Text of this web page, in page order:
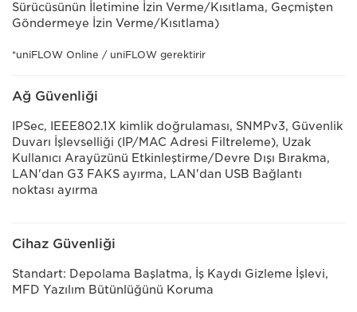
Sürücüsünün İletimine İzin Verme/Kısıtlama, Geçmişten
Göndermeye İzin Verme/Kısıtlama)
*uniFLOW Online / uniFLOW gerektirir
Ağ Güvenliği
IPSec, IEEE802.1X kimlik doğrulaması, SNMPv3, Güvenlik
Duvarı İşlevselliği (IP/MAC Adresi Filtreleme), Uzak
Kullanıcı Arayüzünü Etkinleştirme/Devre Dışı Bırakma,
LAN'dan G3 FAKS ayırma, LAN'dan USB Bağlantı
noktası ayırma
Cihaz Güvenliği
Standart: Depolama Başlatma, İş Kaydı Gizleme İşlevi,
MFD Yazılım Bütünlüğünü Koruma